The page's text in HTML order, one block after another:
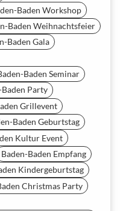
Baden Workshop
Baden Weihnachtsfeier
Baden Gala
Baden Seminar
Baden Party
Grillevent
Baden Geburtstag
Kultur Event
Baden-Baden Empfang
Kindergeburtstag
Christmas Party